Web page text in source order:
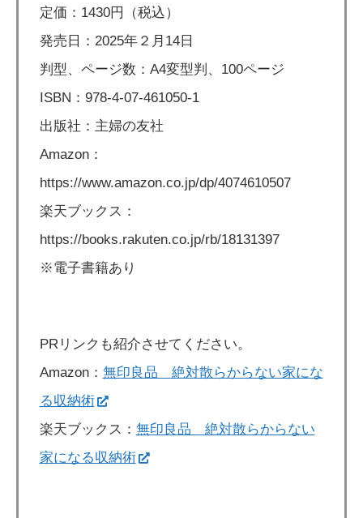
定価：1430円（税込）
発売日：2025年２月14日
判型、ページ数：A4変型判、100ページ
ISBN：978-4-07-461050-1
出版社：主婦の友社
Amazon：
https://www.amazon.co.jp/dp/4074610507
楽天ブックス：
https://books.rakuten.co.jp/rb/18131397
※電子書籍あり
PRリンクも紹介させてください。
Amazon： 無印良品 絶対散らからない家にな
る収納術
楽天ブックス： 無印良品 絶対散らからない
家になる収納術